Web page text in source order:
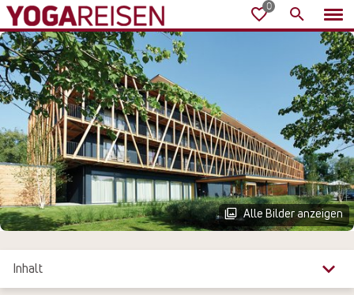
Alle Bilder anzeigen
Inhalt